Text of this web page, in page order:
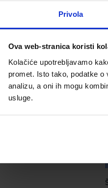
Privola
Ova web-stranica koristi
Kolačiće upotrebljavamo
promet. Isto tako, podatke
analizu, a oni ih mogu
usluge.